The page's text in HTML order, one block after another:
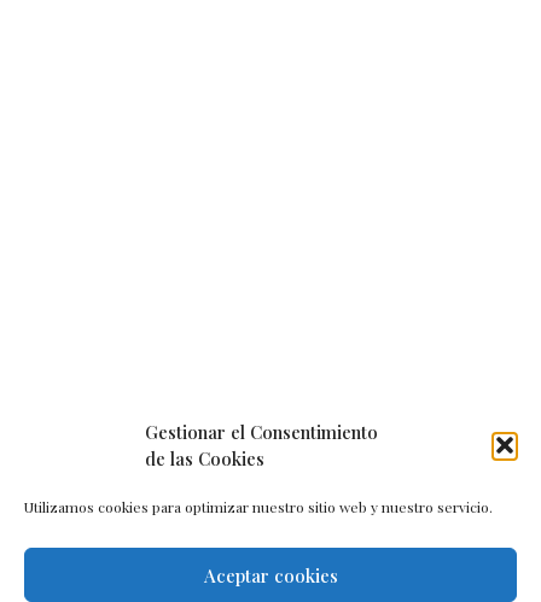
Gestionar el Consentimiento
de las Cookies
Utilizamos cookies para optimizar nuestro sitio web y nuestro servicio.
Aceptar cookies